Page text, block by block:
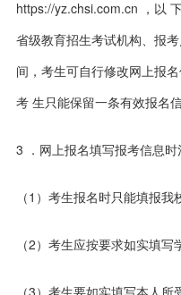
https://yz.chsi.com.cn ，以
省级教育招生考试机构、报
间，考生可自行修改网上报
考 生只能保留一条有效报名
3 ．网上报名填写报考信息时
（1）考生报名时只能填报我
（2）考生应按要求如实填写
（3）考生要如实填写本人